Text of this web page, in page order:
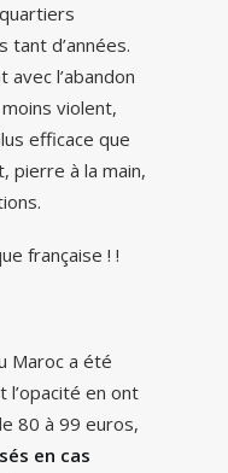
d’années.
l’abandon
violent,
efficace que
pierre à la main,
française ! !
Maroc a été
l’opacité en ont
80 à 99 euros,
en cas